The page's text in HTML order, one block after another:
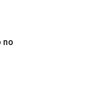
no